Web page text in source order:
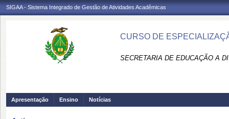
SIGAA - Sistema Integrado de Gestão de Atividades Acadêmicas
CURSO DE
SECRETARIA DE EDUCAÇÃO A
Apresentação Ensino Notícias